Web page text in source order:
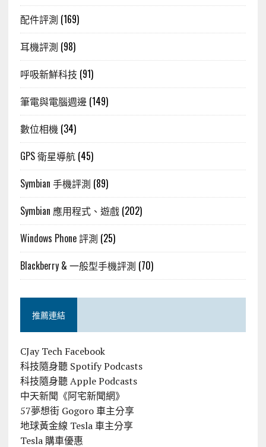
配件評測 (169)
耳機評測 (98)
呼吸新鮮科技 (91)
筆電與電腦週邊 (149)
數位相機(34)
GPS 衛星導航(45)
Symbian 手機評測 (89)
Symbian 應用程式、遊戲(202)
Windows Phone 評測 (25)
Blackberry & 一般型手機評測 (70)
推薦連結
CJay Tech Facebook
科技隨身聽 Spotify Podcasts
科技隨身聽 Apple Podcasts
中天新聞《阿宅新聞網》
57夢想街 Gogoro 車主分享
地球黃金線 Tesla 車主分享
Tesla 購車優惠